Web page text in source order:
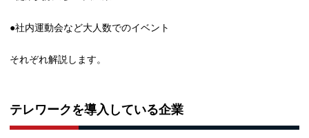
●社内運動会など大人数でのイベント
それぞれ解説します。
テレワークを導入している企業